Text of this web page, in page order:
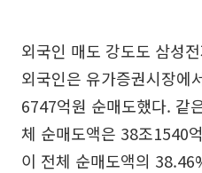
외국인 매도 강도도 삼성
외국인은 유가증권시장에
6747억원 순매도했다. 같
체 순매도액은 38조1540
이 전체 순매도액의